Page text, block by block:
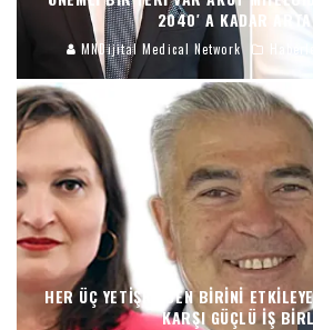
2040′ A KADAR
MNDijital Medical Network
HER ÜÇ YETIŞKINDEN BIRINI
KARŞI GÜÇLÜ İŞ